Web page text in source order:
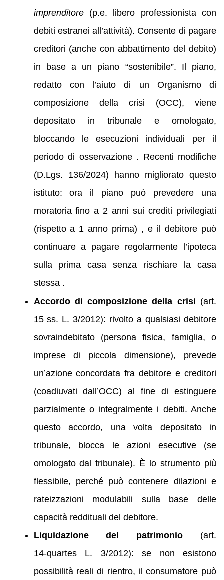
imprenditore(p.e. libero professionista con
debiti estranei all’attività). Consente di pagare
creditori (anche con abbattimento del debito)
in base a un piano “sostenibile”. Il piano,
redatto con l’aiuto di un Organismo di
composizione della crisi (OCC), viene
depositato in tribunale e omologato,
bloccando le esecuzioni individuali per il
periodo di osservazione . Recenti modifiche
(D.Lgs. 136/2024) hanno migliorato questo
istituto: ora il piano può prevedere una
moratoria fino a 2 anni sui crediti privilegiati
(rispetto a 1 anno prima) , e il debitore può
continuare a pagare regolarmente l’ipoteca
sulla prima casa senza rischiare la casa
stessa .
Accordo di composizione della crisi (art.
15 ss. L. 3/2012): rivolto a qualsiasi debitore
sovraindebitato (persona fisica, famiglia, o
imprese di piccola dimensione), prevede
un’azione concordata fra debitore e creditori
(coadiuvati dall’OCC) al fine di estinguere
parzialmente o integralmente i debiti. Anche
questo accordo, una volta depositato in
tribunale, blocca le azioni esecutive (se
omologato dal tribunale). È lo strumento più
flessibile, perché può contenere dilazioni e
rateizzazioni modulabili sulla base delle
capacità reddituali del debitore.
Liquidazione del patrimonio (art.
14‑quartes L. 3/2012): se non esistono
possibilità reali di rientro, il consumatore può